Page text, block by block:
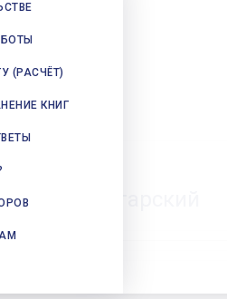
(РАСЧЁТ)
КНИГ
Гагарский
А.П. Гагарский
4492-0096-9